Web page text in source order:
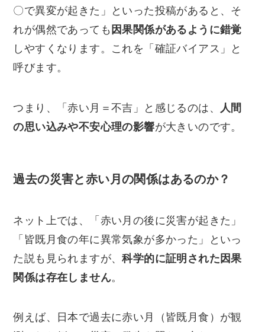
〇で異変が起きた」といった投稿があると、そ
れが偶然であっても 因果関係があるように錯覚
しやすくなります。これを「確証バイアス」と
呼びます。
つまり、「赤い月＝不吉」と感じるのは、 人間
の思い込みや不安心理の影響が大きいのです。
過去の災害と赤い月の関係はあるのか？
ネット上では、「赤い月の後に災害が起きた」
「皆既月食の年に異常気象が多かった」といっ
た説も見られますが、科学的に証明された因果
関係は存在しません。
例えば、日本で過去に赤い月（皆既月食）が観